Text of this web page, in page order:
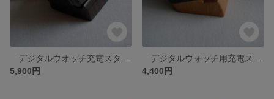
5,900円
4,400円